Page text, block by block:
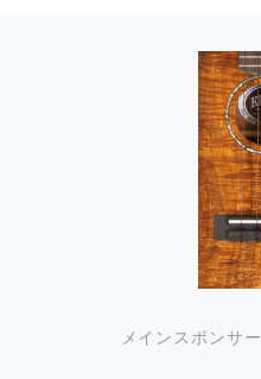
メインスポンサー